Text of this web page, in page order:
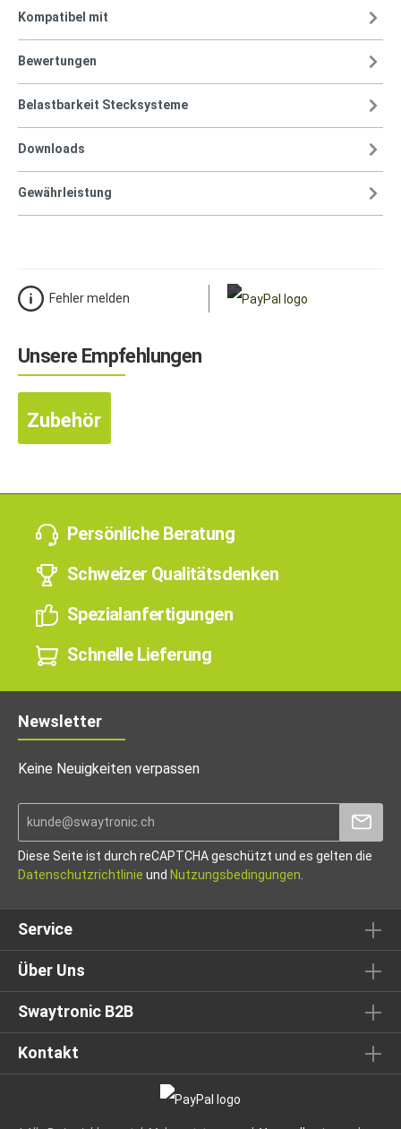
Kompatibel mit
Bewertungen
Belastbarkeit Stecksysteme
Downloads
Gewährleistung
Fehler melden
Unsere Empfehlungen
Zubehör
Persönliche Beratung
Schweizer Qualitätsdenken
Spezialanfertigungen
Schnelle Lieferung
Newsletter
Keine Neuigkeiten verpassen
Diese Seite ist durch reCAPTCHA geschützt und es gelten die
Datenschutzrichtlinie und Nutzungsbedingungen
Service
Über Uns
Swaytronic B2B
Kontakt